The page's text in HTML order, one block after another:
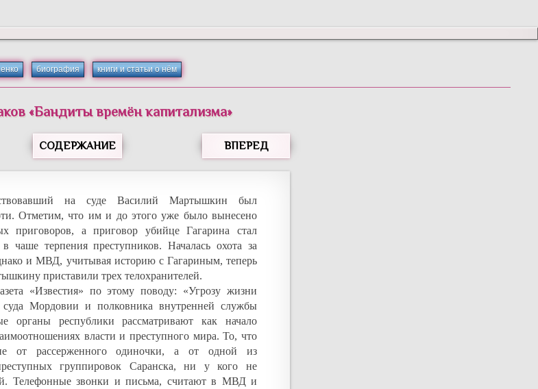
биография книги и статьи о нём
«Бандиты времён капитализма»
СОДЕРЖАНИЕ ВПЕРЕД
на суде Василий Мартышкин был
Отметим, что им и до этого уже было вынесено
приговоров, а приговор убийце Гагарина стал
чаше терпения преступников. Началась охота за
и МВД, учитывая историю с Гагариным, теперь
приставили трех телохранителей.
«Известия» по этому поводу: «Угрозу жизни
суда Мордовии и полковника внутренней службы
органы республики рассматривают как начало
власти и преступного мира. То, что
от рассерженного одиночки, а от одной из
группировок Саранска, ни у кого не
Телефонные звонки и письма, считают в МВД и